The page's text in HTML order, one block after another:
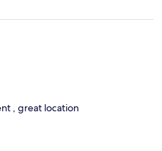
, great location